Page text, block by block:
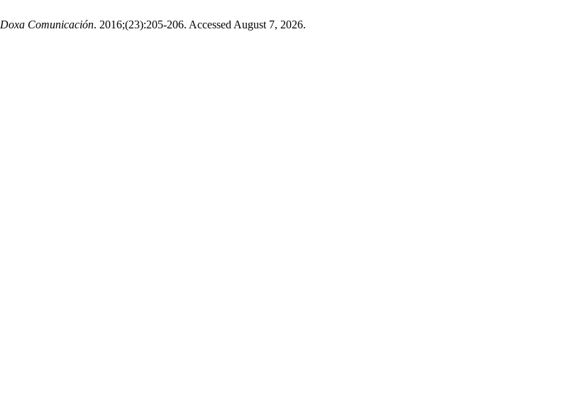
Doxa Comunicación. 2016;(23):205-206. Accessed August 7, 2026.